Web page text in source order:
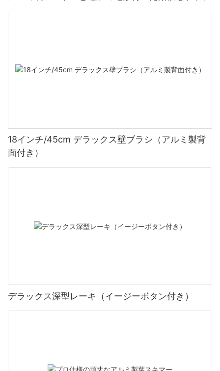
18インチ/45cm デラックス壁ブラシ（アルミ製背
面付き）
デラックス深型レーキ（イージーボタン付き）